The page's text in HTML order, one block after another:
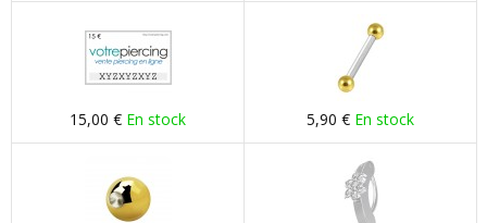
15,00 € En stock 5,90 € En stock